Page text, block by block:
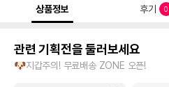
상품정보 후기 0
관련 기획전을 둘러보세요
🐶지갑주의! 무료배송 ZONE 오픈!